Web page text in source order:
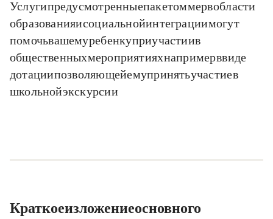
Услуги, предусмотренные пакетом мер в области
образования и социальной интеграции, могут
помочь вашему ребенку при участии в
общественных мероприятиях — например, в виде
дотации, позволяющей ему принять участие в
школьной экскурсии.
Краткое изложение основного